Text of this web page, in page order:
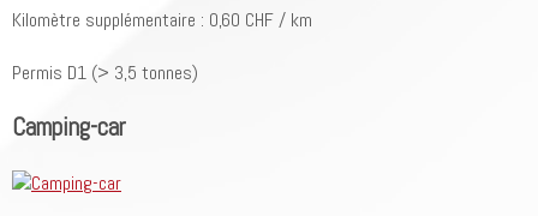
Kilomètre supplémentaire : 0,60 CHF / km
Permis D1 (> 3,5 tonnes)
Camping-car